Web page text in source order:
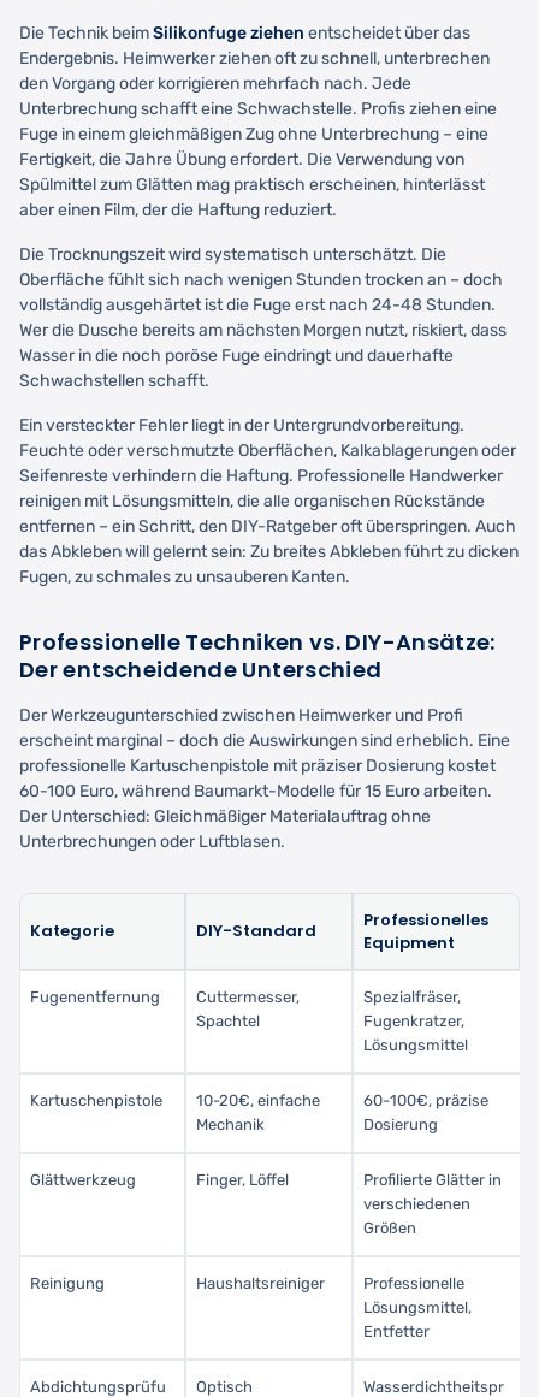
Die Technik beimSilikonfuge ziehen entscheidet über das
Endergebnis. Heimwerker ziehen oft zu schnell, unterbrechen
den Vorgang oder korrigieren mehrfach nach. Jede
Unterbrechung schafft eine Schwachstelle. Profis ziehen eine
Fuge in einem gleichmäßigen Zug ohne Unterbrechung – eine
Fertigkeit, die Jahre Übung erfordert. Die Verwendung von
Spülmittel zum Glätten mag praktisch erscheinen, hinterlässt
aber einen Film, der die Haftung reduziert.
Die Trocknungszeit wird systematisch unterschätzt. Die
Oberfläche fühlt sich nach wenigen Stunden trocken an – doch
vollständig ausgehärtet ist die Fuge erst nach 24-48 Stunden.
Wer die Dusche bereits am nächsten Morgen nutzt, riskiert, dass
Wasser in die noch poröse Fuge eindringt und dauerhafte
Schwachstellen schafft.
Ein versteckter Fehler liegt in der Untergrundvorbereitung.
Feuchte oder verschmutzte Oberflächen, Kalkablagerungen oder
Seifenreste verhindern die Haftung. Professionelle Handwerker
reinigen mit Lösungsmitteln, die alle organischen Rückstände
entfernen – ein Schritt, den DIY-Ratgeber oft überspringen. Auch
das Abkleben will gelernt sein: Zu breites Abkleben führt zu dicken
Fugen, zu schmales zu unsauberen Kanten.
Professionelle Techniken vs. DIY-Ansätze:
Der entscheidende Unterschied
Der Werkzeugunterschied zwischen Heimwerker und Profi
erscheint marginal – doch die Auswirkungen sind erheblich. Eine
professionelle Kartuschenpistole mit präziser Dosierung kostet
60-100 Euro, während Baumarkt-Modelle für 15 Euro arbeiten.
Der Unterschied: Gleichmäßiger Materialauftrag ohne
Unterbrechungen oder Luftblasen.
Kategorie DIY-Standard
Professionelles
Equipment
Fugenentfernung
Cuttermesser,
Spachtel
Spezialfräser,
Fugenkratzer,
Lösungsmittel
Kartuschenpistole
10-20€, einfache
Mechanik
60-100€, präzise
Dosierung
Glättwerkzeug Finger, Löffel
Profilierte Glätter in
verschiedenen
Größen
Reinigung Haushaltsreiniger
Professionelle
Lösungsmittel,
Entfetter
Abdichtungsprüfu
Optisch
Wasserdichtheitspr